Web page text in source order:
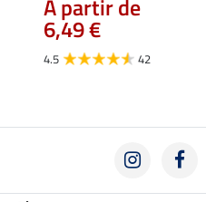
À partir de
6,49 €
4.5 42